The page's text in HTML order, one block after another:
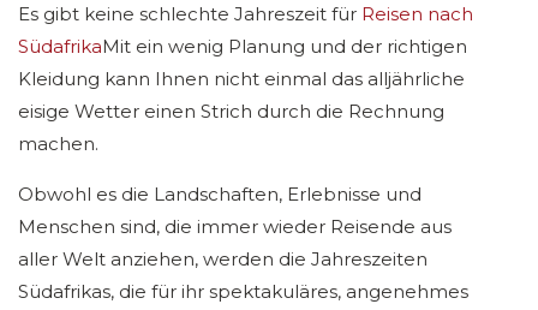
Es gibt keine schlechte Jahreszeit für Reisen nach
SüdafrikaMit ein wenig Planung und der richtigen
Kleidung kann Ihnen nicht einmal das alljährliche
eisige Wetter einen Strich durch die Rechnung
machen.
Obwohl es die Landschaften, Erlebnisse und
Menschen sind, die immer wieder Reisende aus
aller Welt anziehen, werden die Jahreszeiten
Südafrikas, die für ihr spektakuläres, angenehmes